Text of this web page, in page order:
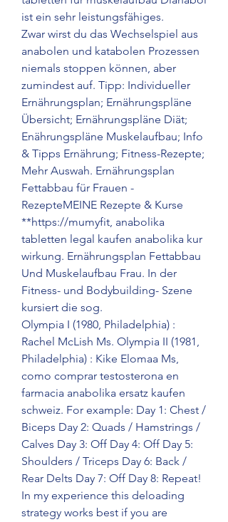
ist ein sehr leistungsfähiges.
Zwar wirst du das Wechselspiel aus
anabolen und katabolen Prozessen
niemals stoppen können, aber
zumindest auf. Tipp: Individueller
Ernährungsplan; Ernährungspläne
Übersicht; Ernährungspläne Diät;
Enährungspläne Muskelaufbau; Info
& Tipps Ernährung; Fitness-Rezepte;
Mehr Auswah. Ernährungsplan
Fettabbau für Frauen -
RezepteMEINE Rezepte & Kurse
**https://mumyfit, anabolika
tabletten legal kaufen anabolika kur
wirkung. Ernährungsplan Fettabbau
Und Muskelaufbau Frau. In der
Fitness- und Bodybuilding- Szene
kursiert die sog.
Olympia I (1980, Philadelphia) :
Rachel McLish Ms. Olympia II (1981,
Philadelphia) : Kike Elomaa Ms,
como comprar testosterona en
farmacia anabolika ersatz kaufen
schweiz. For example: Day 1: Chest /
Biceps Day 2: Quads / Hamstrings /
Calves Day 3: Off Day 4: Off Day 5:
Shoulders / Triceps Day 6: Back /
Rear Delts Day 7: Off Day 8: Repeat!
In my experience this deloading
strategy works best if you are